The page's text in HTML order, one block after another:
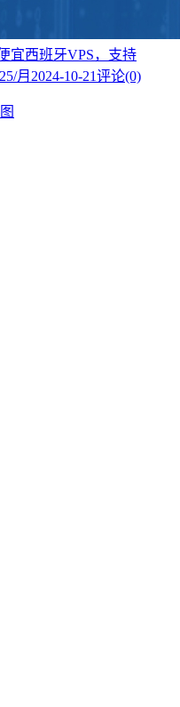
宜西班牙VPS，支持
月 2024-10-21评论(0)